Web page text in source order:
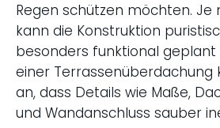
Regen schützen möchten. Je
kann die Konstruktion
besonders funktional geplant
einer
an, dass Details wie Maße,
und Wandanschluss sauber